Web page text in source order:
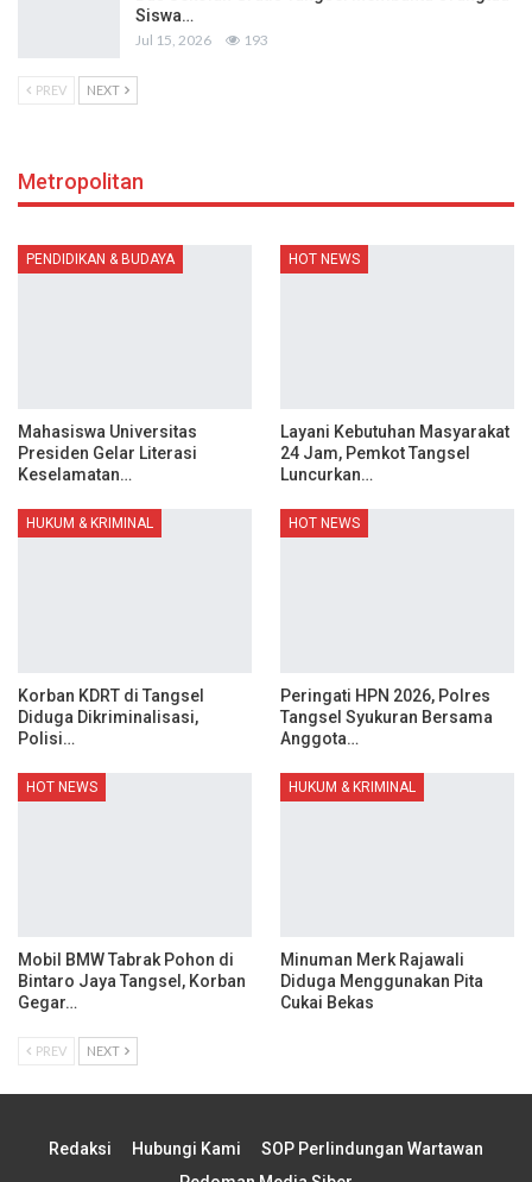
Siswa…
Jul 15, 2026 193
PREV NEXT
Metropolitan
PENDIDIKAN & BUDAYA
Mahasiswa Universitas
Presiden Gelar Literasi
Keselamatan…
HOT NEWS
Layani Kebutuhan Masyarakat
24 Jam, Pemkot Tangsel
Luncurkan…
HUKUM & KRIMINAL
Korban KDRT di Tangsel
Diduga Dikriminalisasi,
Polisi…
HOT NEWS
Peringati HPN 2026, Polres
Tangsel Syukuran Bersama
Anggota…
HOT NEWS
Mobil BMW Tabrak Pohon di
Bintaro Jaya Tangsel, Korban
Gegar…
HUKUM & KRIMINAL
Minuman Merk Rajawali
Diduga Menggunakan Pita
Cukai Bekas
PREV NEXT
Redaksi Hubungi Kami
SOP Perlindungan Wartawan